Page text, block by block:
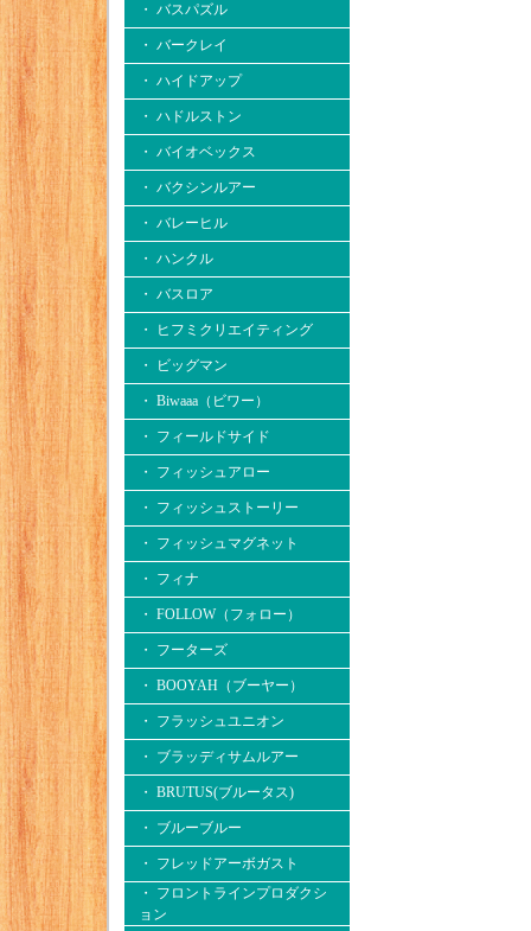
・ バスパズル
・ バークレイ
・ ハイドアップ
・ ハドルストン
・ バイオベックス
・ バクシンルアー
・ バレーヒル
・ ハンクル
・ バスロア
・ ヒフミクリエイティング
・ ビッグマン
・ Biwaaa（ビワー）
・ フィールドサイド
・ フィッシュアロー
・ フィッシュストーリー
・ フィッシュマグネット
・ フィナ
・ FOLLOW（フォロー）
・ フーターズ
・ BOOYAH（ブーヤー）
・ フラッシュユニオン
・ ブラッディサムルアー
・ BRUTUS(ブルータス)
・ ブルーブルー
・ フレッドアーボガスト
・ フロントラインプロダクシ
ョン